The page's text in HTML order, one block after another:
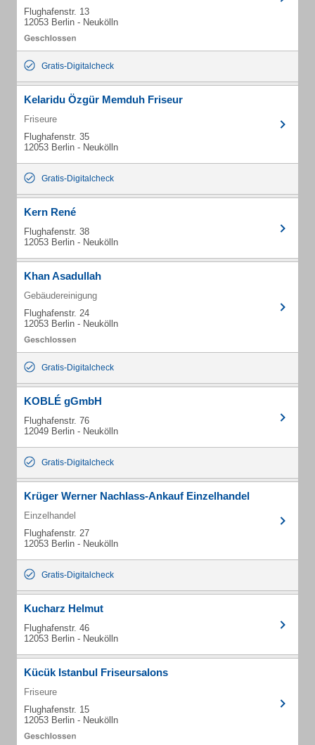
Flughafenstr. 13
12053 Berlin - Neukölln
Gratis-Digitalcheck
Kelaridu Özgür Memduh Friseur
Friseure
Flughafenstr. 35
12053 Berlin - Neukölln
Gratis-Digitalcheck
Kern René
Flughafenstr. 38
12053 Berlin - Neukölln
Khan Asadullah
Gebäudereinigung
Flughafenstr. 24
12053 Berlin - Neukölln
Gratis-Digitalcheck
KOBLÉ gGmbH
Flughafenstr. 76
12049 Berlin - Neukölln
Gratis-Digitalcheck
Krüger Werner Nachlass-Ankauf Einzelhandel
Einzelhandel
Flughafenstr. 27
12053 Berlin - Neukölln
Gratis-Digitalcheck
Kucharz Helmut
Flughafenstr. 46
12053 Berlin - Neukölln
Kücük Istanbul Friseursalons
Friseure
Flughafenstr. 15
12053 Berlin - Neukölln